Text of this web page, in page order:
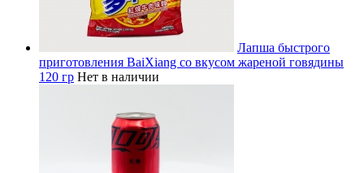
Лапша быстрого
приготовления BaiXiang со вкусом жареной говядины
120 гр Нет в наличии